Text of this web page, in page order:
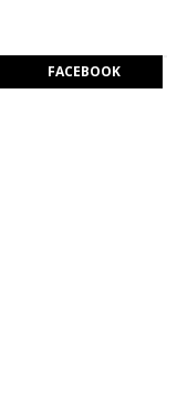
FACEBOOK